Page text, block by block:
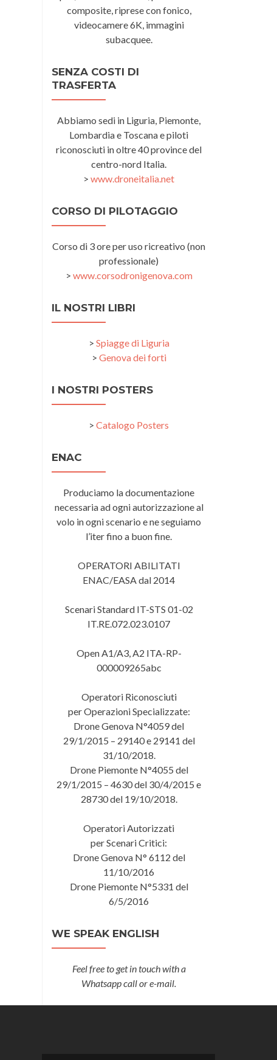
composite, riprese con fonico,
videocamere 6K, immagini
subacquee.
SENZA COSTI DI
TRASFERTA
Abbiamo sedi in Liguria, Piemonte,
Lombardia e Toscana e piloti
riconosciuti in oltre 40 province del
centro-nord Italia.
> www.droneitalia.net
CORSO DI PILOTAGGIO
Corso di 3 ore per uso ricreativo (non
professionale)
> www.corsodronigenova.com
IL NOSTRI LIBRI
> Spiagge di Liguria
> Genova dei forti
I NOSTRI POSTERS
> Catalogo Posters
ENAC
Produciamo la documentazione
necessaria ad ogni autorizzazione al
volo in ogni scenario e ne seguiamo
l’iter fino a buon fine.
OPERATORI ABILITATI
ENAC/EASA dal 2014
Scenari Standard IT-STS 01-02
IT.RE.072.023.0107
Open A1/A3, A2 ITA-RP-
000009265abc
Operatori Riconosciuti
per Operazioni Specializzate:
Drone Genova N°4059 del
29/1/2015 – 29140 e 29141 del
31/10/2018.
Drone Piemonte N°4055 del
29/1/2015 – 4630 del 30/4/2015 e
28730 del 19/10/2018.
Operatori Autorizzati
per Scenari Critici:
Drone Genova N° 6112 del
11/10/2016
Drone Piemonte N°5331 del
6/5/2016
WE SPEAK ENGLISH
Feel free to get in touch with a
Whatsapp call or e-mail.